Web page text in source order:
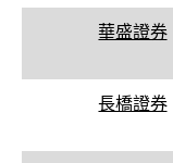
華盛證券
長橋證券